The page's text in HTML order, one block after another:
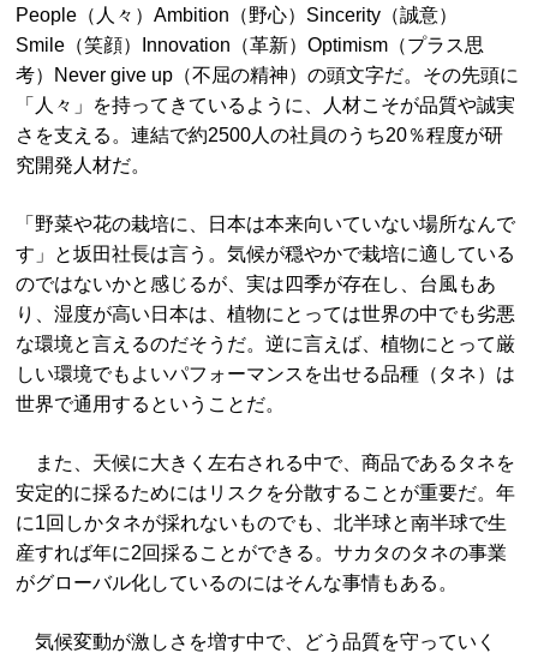
People（人々）Ambition（野心）Sincerity（誠意）
Smile（笑顔）Innovation（革新）Optimism（プラス思
考）Never give up（不屈の精神）の頭文字だ。その先頭に
「人々」を持ってきているように、人材こそが品質や誠実
さを支える。連結で約2500人の社員のうち20％程度が研
究開発人材だ。
「野菜や花の栽培に、日本は本来向いていない場所なんで
す」と坂田社長は言う。気候が穏やかで栽培に適している
のではないかと感じるが、実は四季が存在し、台風もあ
り、湿度が高い日本は、植物にとっては世界の中でも劣悪
な環境と言えるのだそうだ。逆に言えば、植物にとって厳
しい環境でもよいパフォーマンスを出せる品種（タネ）は
世界で通用するということだ。
また、天候に大きく左右される中で、商品であるタネを
安定的に採るためにはリスクを分散することが重要だ。年
に1回しかタネが採れないものでも、北半球と南半球で生
産すれば年に2回採ることができる。サカタのタネの事業
がグローバル化しているのにはそんな事情もある。
気候変動が激しさを増す中で、どう品質を守っていく